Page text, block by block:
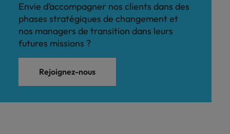
Envie d’accompagner nos clients dans des
phases stratégiques de changement et
nos managers de transition dans leurs
futures missions ?
Rejoignez-nous